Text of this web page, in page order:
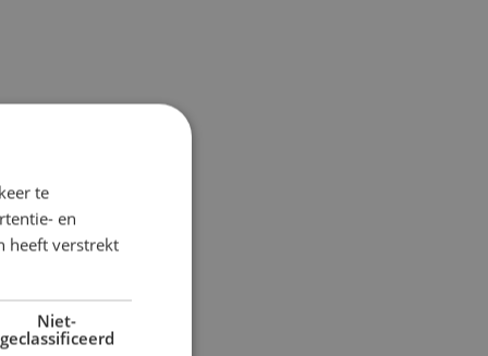
te
en
heeft verstrekt
Niet-
geclassificeerd